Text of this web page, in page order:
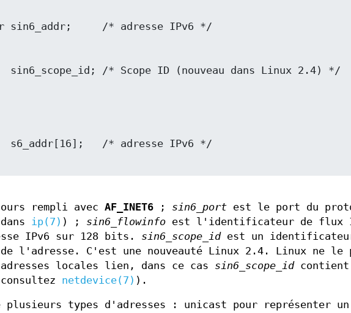
rempli avec AF_INET6 ; sin6_port est le port du
dans ip(7) ) ; sin6_flowinfo est l'identificateur de flux
IPv6 sur 128 bits. sin6_scope_idest un
l'adresse. C'est une nouveauté Linux 2.4. Linux ne le
locales lien, dans ce cas sin6_scope_id
netdevice(7) ).
plusieurs types d'adresses : unicast pour représenter